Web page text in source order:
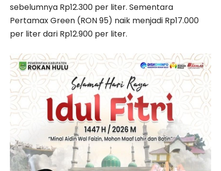
sebelumnya Rp12.300 per liter. Sementara
Pertamax Green (RON 95) naik menjadi Rp17.000
per liter dari Rp12.900 per liter.